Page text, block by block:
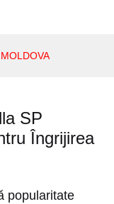
SP
Îngrijirea
popularitate